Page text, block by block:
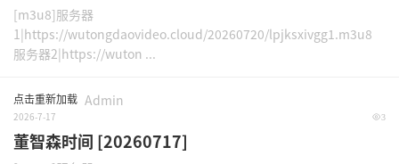
[m3u8]服务器
1|https://wutongdaovideo.cloud/20260720/lpjksxivgg1.m3u8
服务器2|https://wuton ...
点击重新加载 Admin
2026-7-17 3
董智森时间 [20260717]